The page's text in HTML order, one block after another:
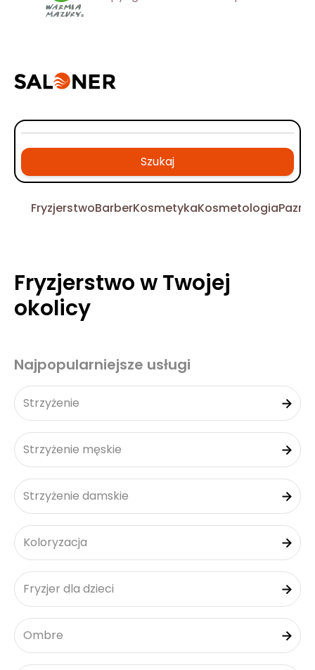
Szukaj
FryzjerstwoBarberKosmetykaKosmetologia
Fryzjerstwo w Twojej
okolicy
Najpopularniejsze usługi
Strzyżenie
Strzyżenie męskie
Strzyżenie damskie
Koloryzacja
Fryzjer dla dzieci
Ombre